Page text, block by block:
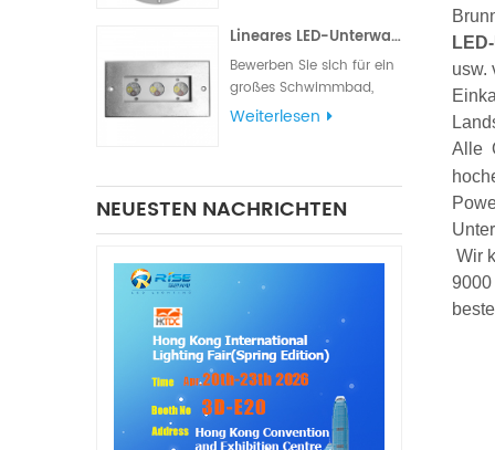
erfüllt. Die
Wasserdichtigkeitsklasse
IP68 eignet sich für
Navigationslichter und
Lineares LED-Unterwasserlicht aus Edelstahl 316L
Bewerben Sie sich für ein
großes Schwimmbad,
einen Teich, einen
Weiterlesen
NEUESTEN NACHRICHTEN
usw.
Alle
Wir